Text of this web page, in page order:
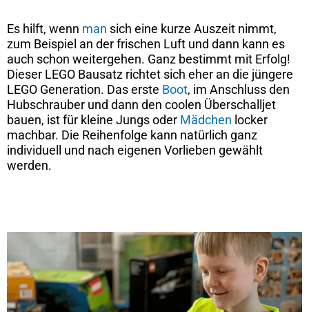
Es hilft, wenn man sich eine kurze Auszeit nimmt,
zum Beispiel an der frischen Luft und dann kann es
auch schon weitergehen. Ganz bestimmt mit Erfolg!
Dieser LEGO Bausatz richtet sich eher an die jüngere
LEGO Generation. Das erste Boot, im Anschluss den
Hubschrauber und dann den coolen Überschalljet
bauen, ist für kleine Jungs oder Mädchen locker
machbar. Die Reihenfolge kann natürlich ganz
individuell und nach eigenen Vorlieben gewählt
werden.